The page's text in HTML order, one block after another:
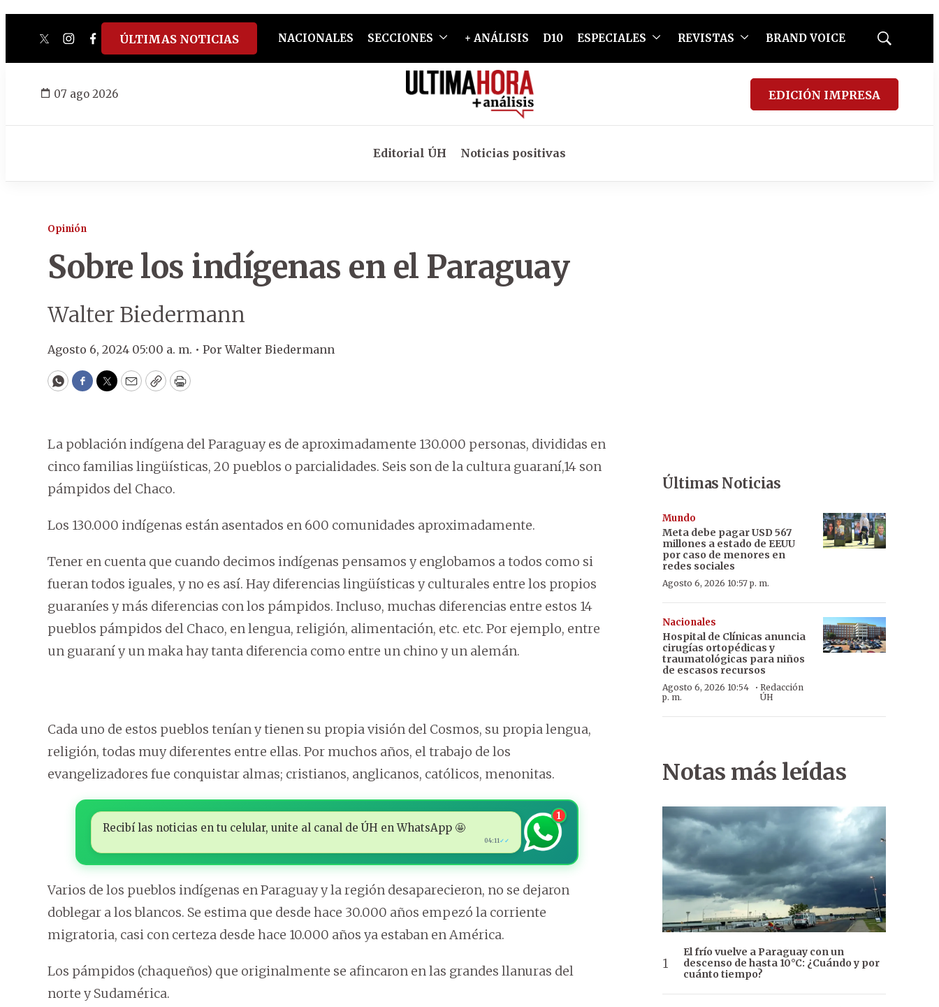
twitterinstagram
facebook
tiktokyoutube
spotify
ÚLTIMAS NOTICIAS NACIONALES SECCIONES + ANÁLISIS D10 ESPECIALES REVISTAS BRAND VOICE
Mostrar
07 ago 2026 EDICIÓN IMPRESA
Editorial ÚH Noticias positivas
Opinión
Sobre los indígenas en el Paraguay
Walter Biedermann
Agosto 6, 2024 05:00 a. m. • PorWalter Biedermann
WhatsApp
Facebook
Twitter
EmailCopyPrint
La población indígena del Paraguay es de aproximadamente 130.000 personas, divididas en
cinco familias lingüísticas, 20 pueblos o parcialidades. Seis son de la cultura guaraní,14 son
pámpidos del Chaco.
Los 130.000 indígenas están asentados en 600 comunidades aproximadamente.
Tener en cuenta que cuando decimos indígenas pensamos y englobamos a todos como si
fueran todos iguales, y no es así. Hay diferencias lingüísticas y culturales entre los propios
guaraníes y más diferencias con los pámpidos. Incluso, muchas diferencias entre estos 14
pueblos pámpidos del Chaco, en lengua, religión, alimentación, etc. etc. Por ejemplo, entre
un guaraní y un maka hay tanta diferencia como entre un chino y un alemán.
Cada uno de estos pueblos tenían y tienen su propia visión del Cosmos, su propia lengua,
religión, todas muy diferentes entre ellas. Por muchos años, el trabajo de los
evangelizadores fue conquistar almas; cristianos, anglicanos, católicos, menonitas.
Recibí las noticias en tu celular, unite al canal de ÚH en WhatsApp 🤩
04:11✓✓
1
Varios de los pueblos indígenas en Paraguay y la región desaparecieron, no se dejaron
doblegar a los blancos. Se estima que desde hace 30.000 años empezó la corriente
migratoria, casi con certeza desde hace 10.000 años ya estaban en América.
Los pámpidos (chaqueños) que originalmente se afincaron en las grandes llanuras del
norte y Sudamérica.
Últimas Noticias
Mundo
Meta debe pagar USD 567
millones a estado de EEUU
por caso de menores en
redes sociales
Agosto 6, 2026 10:57 p. m.
Nacionales
Hospital de Clínicas anuncia
cirugías ortopédicas y
traumatológicas para niños
de escasos recursos
Agosto 6, 2026 10:54
p. m.
· Redacción
ÚH
Notas más leídas
El frío vuelve a Paraguay con un
descenso de hasta 10°C: ¿Cuándo y por
cuánto tiempo?